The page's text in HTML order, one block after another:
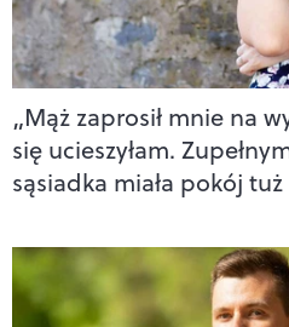
„Mąż zaprosił mnie na
się ucieszyłam.
sąsiadka miała pokój